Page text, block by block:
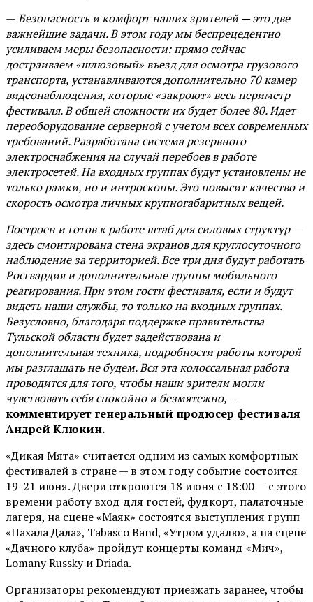
— Безопасность и комфорт наших зрителей — это две
важнейшие задачи. В этом году мы беспрецедентно
усиливаем меры безопасности: прямо сейчас
достраиваем «шлюзовый» въезд для осмотра грузового
транспорта, устанавливаются дополнительно 70 камер
видеонаблюдения, которые «закроют» весь периметр
фестиваля. В общей сложности их будет более 80. Идет
переоборудование серверной с учетом всех современных
требований. Разработана система резервного
электроснабжения на случай перебоев в работе
электросетей. На входных группах будут установлены не
только рамки, но и интроскопы. Это повысит качество и
скорость осмотра личных крупногабаритных вещей.
Построен и готов к работе штаб для силовых структур —
здесь смонтирована стена экранов для круглосуточного
наблюдение за территорией. Все три дня будут работать
Росгвардия и дополнительные группы мобильного
реагирования. При этом гости фестиваля, если и будут
видеть наши службы, то только на входных группах.
Безусловно, благодаря поддержке правительства
Тульской области будет задействована и
дополнительная техника, подробности работы которой
мы разглашать не будем. Вся эта колоссальная работа
проводится для того, чтобы наши зрители могли
чувствовать себя спокойно и безмятежно, —
комментирует генеральный продюсер фестиваля
Андрей Клюкин.
«Дикая Мята» считается одним из самых комфортных
фестивалей в стране — в этом году событие состоится
19-21 июня. Двери откроются 18 июня с 18:00 — с этого
времени работу вход для гостей, фудкорт, палаточные
лагеря, на сцене «Маяк» состоятся выступления групп
«Пахала Дала», Tabasco Band, «Утром удалю», а на сцене
«Дачного клуба» пройдут концерты команд «Мич»,
Lomany Russky и Driada.
Организаторы рекомендуют приезжать заранее, чтобы